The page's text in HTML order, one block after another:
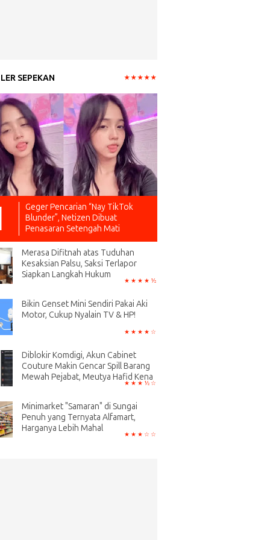
SEPEKAN
Geger Pencarian “Nay TikTok
Blunder”, Netizen Dibuat
Penasaran Setengah Mati
Merasa Difitnah atas Tuduhan
Kesaksian Palsu, Saksi Terlapor
Siapkan Langkah Hukum
Bikin Genset Mini Sendiri Pakai Aki
Motor, Cukup Nyalain TV & HP!
Diblokir Komdigi, Akun Cabinet
Couture Makin Gencar Spill Barang
Mewah Pejabat, Meutya Hafid Kena
Minimarket "Samaran" di Sungai
Penuh yang Ternyata Alfamart,
Harganya Lebih Mahal